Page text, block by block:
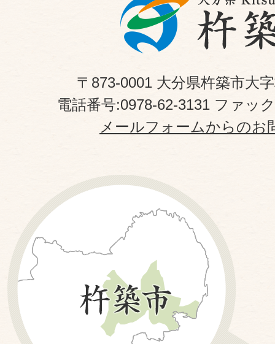
〒873-0001 大分県杵築市大
電話番号:0978-62-3131 ファッ
メールフォームからのお